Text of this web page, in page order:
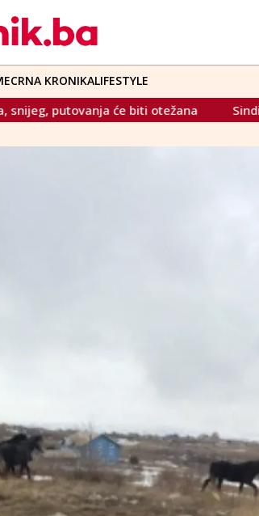
CRNA KRONIKALIFESTYLE
biti otežana Sindikat iz ŽZH uputio